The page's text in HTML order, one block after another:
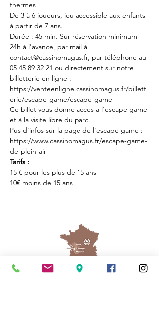
thermes !
De 3 à 6 joueurs, jeu accessible aux enfants
à partir de 7 ans.
Durée : 45 min. Sur réservation minimum
24h à l'avance, par mail à
contact@cassinomagus.fr, par téléphone au
05 45 89 32 21 ou directement sur notre
billetterie en ligne :
https://venteenligne.cassinomagus.fr/billett
erie/escape-game/escape-game
Ce billet vous donne accès à l'escape game
et à la visite libre du parc.
Pus d'infos sur la page de l'escape game :
https://www.cassinomagus.fr/escape-game-
de-plein-air
Tarifs :
15 € pour les plus de 15 ans
10€ moins de 15 ans